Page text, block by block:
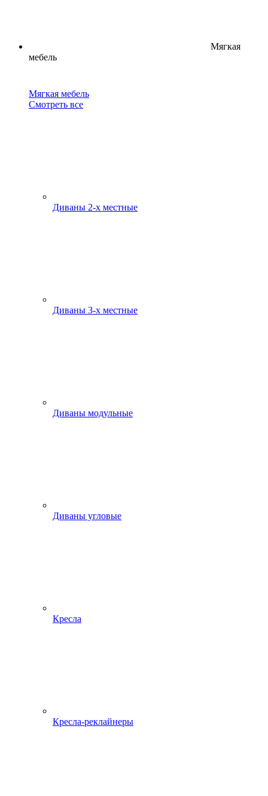
Мягкая
мебель
Мягкая мебель
Смотреть все
Диваны 2-х местные
Диваны 3-х местные
Диваны модульные
Диваны угловые
Кресла
Кресла-реклайнеры